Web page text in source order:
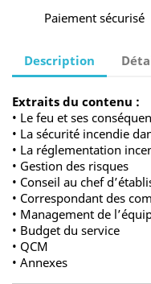
Paiement sécurisé
Description
Extraits du contenu :
• Le feu et ses
• La sécurité incendie
• La réglementation
• Gestion des risques
• Conseil au chef
• Correspondant des
• Management de
• Budget du service
• QCM
• Annexes